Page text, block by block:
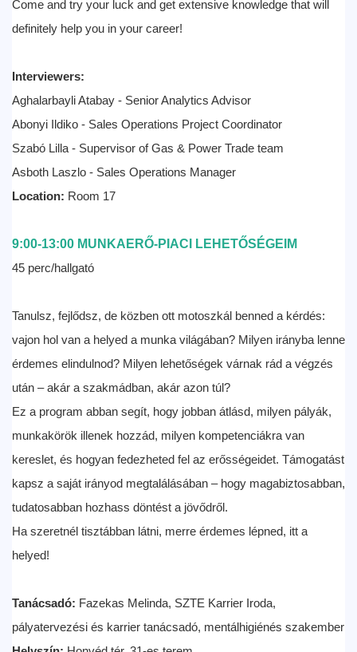
Come and try your luck and get extensive knowledge that will
definitely help you in your career!
Interviewers:
Aghalarbayli Atabay - Senior Analytics Advisor
Abonyi Ildiko - Sales Operations Project Coordinator
Szabó Lilla - Supervisor of Gas & Power Trade team
Asboth Laszlo - Sales Operations Manager
Location: Room 17
9:00-13:00 MUNKAERŐ-PIACI LEHETŐSÉGEIM
45 perc/hallgató
Tanulsz, fejlődsz, de közben ott motoszkál benned a kérdés:
vajon hol van a helyed a munka világában? Milyen irányba lenne
érdemes elindulnod? Milyen lehetőségek várnak rád a végzés
után – akár a szakmádban, akár azon túl?
Ez a program abban segít, hogy jobban átlásd, milyen pályák,
munkakörök illenek hozzád, milyen kompetenciákra van
kereslet, és hogyan fedezheted fel az erősségeidet. Támogatást
kapsz a saját irányod megtalálásában – hogy magabiztosabban,
tudatosabban hozhass döntést a jövődről.
Ha szeretnél tisztábban látni, merre érdemes lépned, itt a
helyed!
Tanácsadó: Fazekas Melinda, SZTE Karrier Iroda,
pályatervezési és karrier tanácsadó, mentálhigiénés szakember